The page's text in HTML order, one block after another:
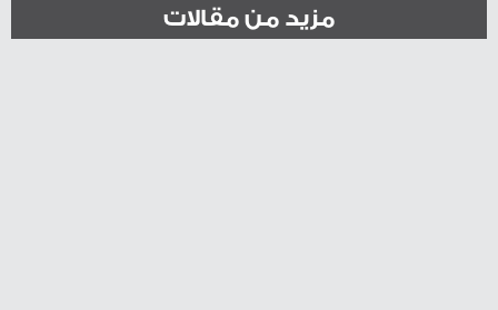
مزيد من مقالات